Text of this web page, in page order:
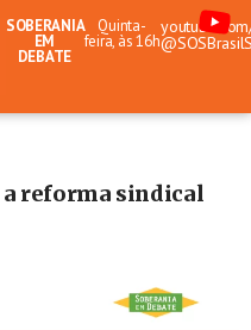
SOBERANIA
EM
DEBATE
Quinta-
feira, às 16h
a reforma sindical